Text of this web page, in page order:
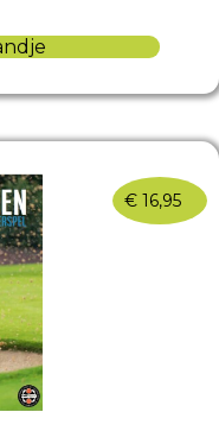
€ 16,95